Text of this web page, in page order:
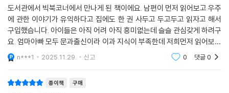
세상의 소음
우주의 소리
빛과 색
빛이란 무엇일까요?
별빛의 속도
도서관에서 빅북코너에서 만나게 된 책이에요. 남편이 먼저 읽어보고 우주
에 관한 이야기가 유익하다고 집에도 한 권 사두고 두고두고 읽자고 해서
구입했습니다. 아이들은 아직 어려 아직 흥미없는데 슬슬 관심갖게 하려구
요. 엄마아빠 모두 문과출신이라 이과 지식이 부족한데 저희먼저 읽어보고
배우려구요.
n***1 2025.11.29. 신고 0 댓글0
종이책 구매